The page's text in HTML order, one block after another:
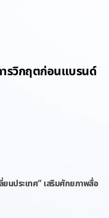
รวิกฤตก่อนแบรนด์
นประเทศ” เสริมศักยภาพสื่อ